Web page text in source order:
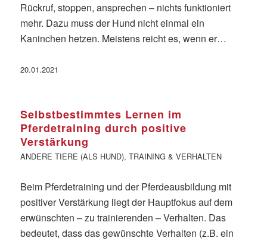
Rückruf, stoppen, ansprechen – nichts funktioniert
mehr. Dazu muss der Hund nicht einmal ein
Kaninchen hetzen. Meistens reicht es, wenn er…
20.01.2021
Selbstbestimmtes Lernen im
Pferdetraining durch positive
Verstärkung
ANDERE TIERE (ALS HUND), TRAINING & VERHALTEN
Beim Pferdetraining und der Pferdeausbildung mit
positiver Verstärkung liegt der Hauptfokus auf dem
erwünschten – zu trainierenden – Verhalten. Das
bedeutet, dass das gewünschte Verhalten (z.B. ein